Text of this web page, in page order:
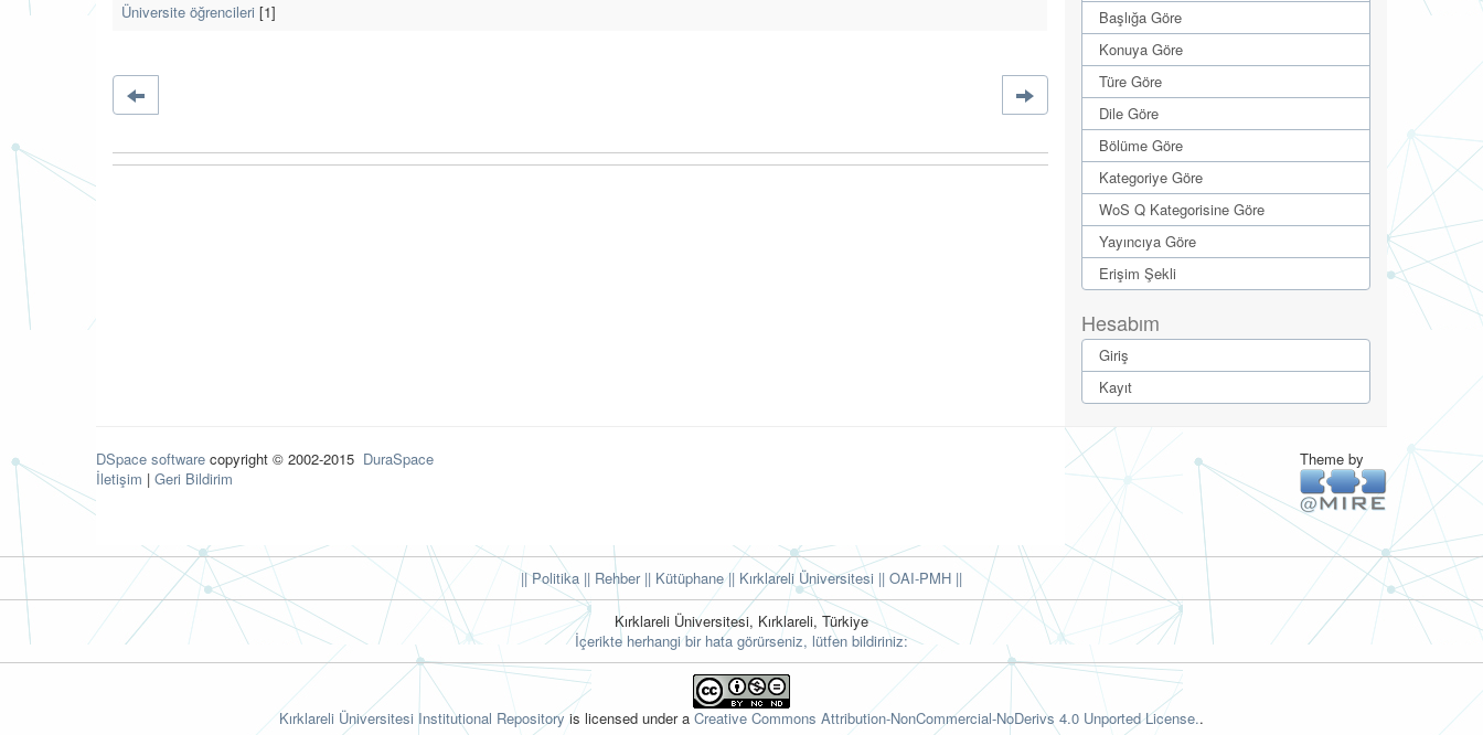
Üniversite öğrencileri [1]
Başlığa Göre
Konuya Göre
Türe Göre
Dile Göre
Bölüme Göre
Kategoriye Göre
WoS Q Kategorisine Göre
Yayıncıya Göre
Erişim Şekli
Hesabım
Giriş
Kayıt
DSpace software copyright © 2002-2015 DuraSpace
İletişim | Geri Bildirim
Theme by
|| Politika || Rehber|| Kütüphane|| Kırklareli Üniversitesi || OAI-PMH ||
Kırklareli Üniversitesi, Kırklareli, Türkiye
İçerikte herhangi bir hata görürseniz, lütfen bildiriniz:
Kırklareli Üniversitesi Institutional Repository is licensed under a Creative Commons Attribution-NonCommercial-NoDerivs 4.0 Unported License..